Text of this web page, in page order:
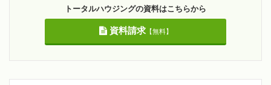
トータルハウジングの資料はこちらから
資料請求【無料】